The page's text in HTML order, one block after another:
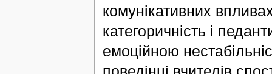
комунікативних
категоричність і
емоційною